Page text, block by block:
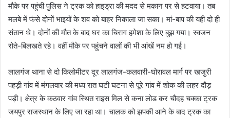
मौके पर पहुंची पुलिस ने ट्रक को हाइड्रा की मदद से मकान पर से हटवाया। तब
मलबे में फंसे दोनों भाइयों के शव को बाहर निकाला जा सका। मां-बाप की यही दो ही
संतान थे। दोनों की मौत के बाद घर का चिराग हमेशा के लिए बुझ गया। स्वजन
रोते-बिलखते रहे। वहीं मौके पर पहुंचने वालों की भी आंखें नम हो गई।
लालगंज थाना से दो किलोमीटर दूर लालगंज-कलवारी-घोरावल मार्ग पर खजुरी
पहड़ी गांव में मंगलवार की मध्य रात घटी घटना से पूरे गांव में शोक की लहर दौड़
पड़ी। क्षेत्र के कठवार गांव स्थित राइस मिल से कना लोड कर चौदह चक्का ट्रक
जयपुर राजस्थान के लिए जा रहा था। चालक को झपकी आने के बाद ट्रक का